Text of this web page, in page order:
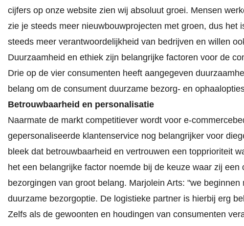
cijfers op onze website zien wij absoluut groei. Mensen
zie je steeds meer nieuwbouwprojecten met groen, dus het
steeds meer verantwoordelijkheid van bedrijven en willen
Duurzaamheid en ethiek zijn belangrijke factoren voor de
Drie op de vier consumenten heeft aangegeven
belang om de consument duurzame bezorg- en
Betrouwbaarheid en personalisatie
Naarmate de markt competitiever wordt voor e-
gepersonaliseerde klantenservice nog belangrijker voor
bleek dat betrouwbaarheid en vertrouwen een topprioriteit
het een belangrijke factor noemde bij de keuze waar zij
bezorgingen van groot belang. Marjolein Arts: "we
duurzame bezorgoptie. De logistieke partner is hierbij erg
Zelfs als de gewoonten en houdingen van consumenten